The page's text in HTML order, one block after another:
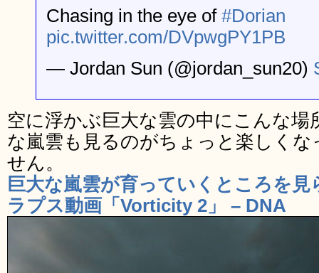
Chasing in the eye of #Dorian
pic.twitter.com/DVpwgPY1PB
— Jordan Sun (@jordan_sun20)
空に浮かぶ巨大な雲の中にこんな
な嵐雲も見るのがちょっと楽しく
せん。
巨大な嵐雲が育っていくところを
ラプス動画「Vorticity 2」 – DNA